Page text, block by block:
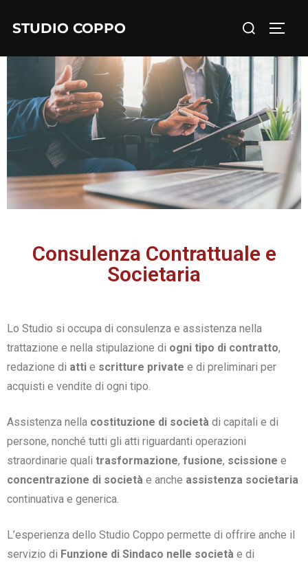
STUDIO COPPO
Consulenza Contrattuale e
Societaria
Lo Studio si occupa di consulenza e assistenza nella
trattazione e nella stipulazione di ogni tipo di contratto,
redazione di atti e scritture private e di preliminari per
acquisti e vendite di ogni tipo.
Assistenza nella costituzione di società di capitali e di
persone, nonché tutti gli atti riguardanti operazioni
straordinarie quali trasformazione, fusione, scissione e
concentrazione di società e anche assistenza societaria
continuativa e generica.
L’esperienza dello Studio Coppo permette di offrire anche il
servizio di Funzione di Sindaco nelle società e di